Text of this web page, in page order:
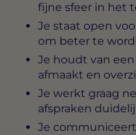
fijne sfeer in het
Je staat open
om beter te
Je houdt van
afmaakt en
Je werkt graag
afspraken
Je